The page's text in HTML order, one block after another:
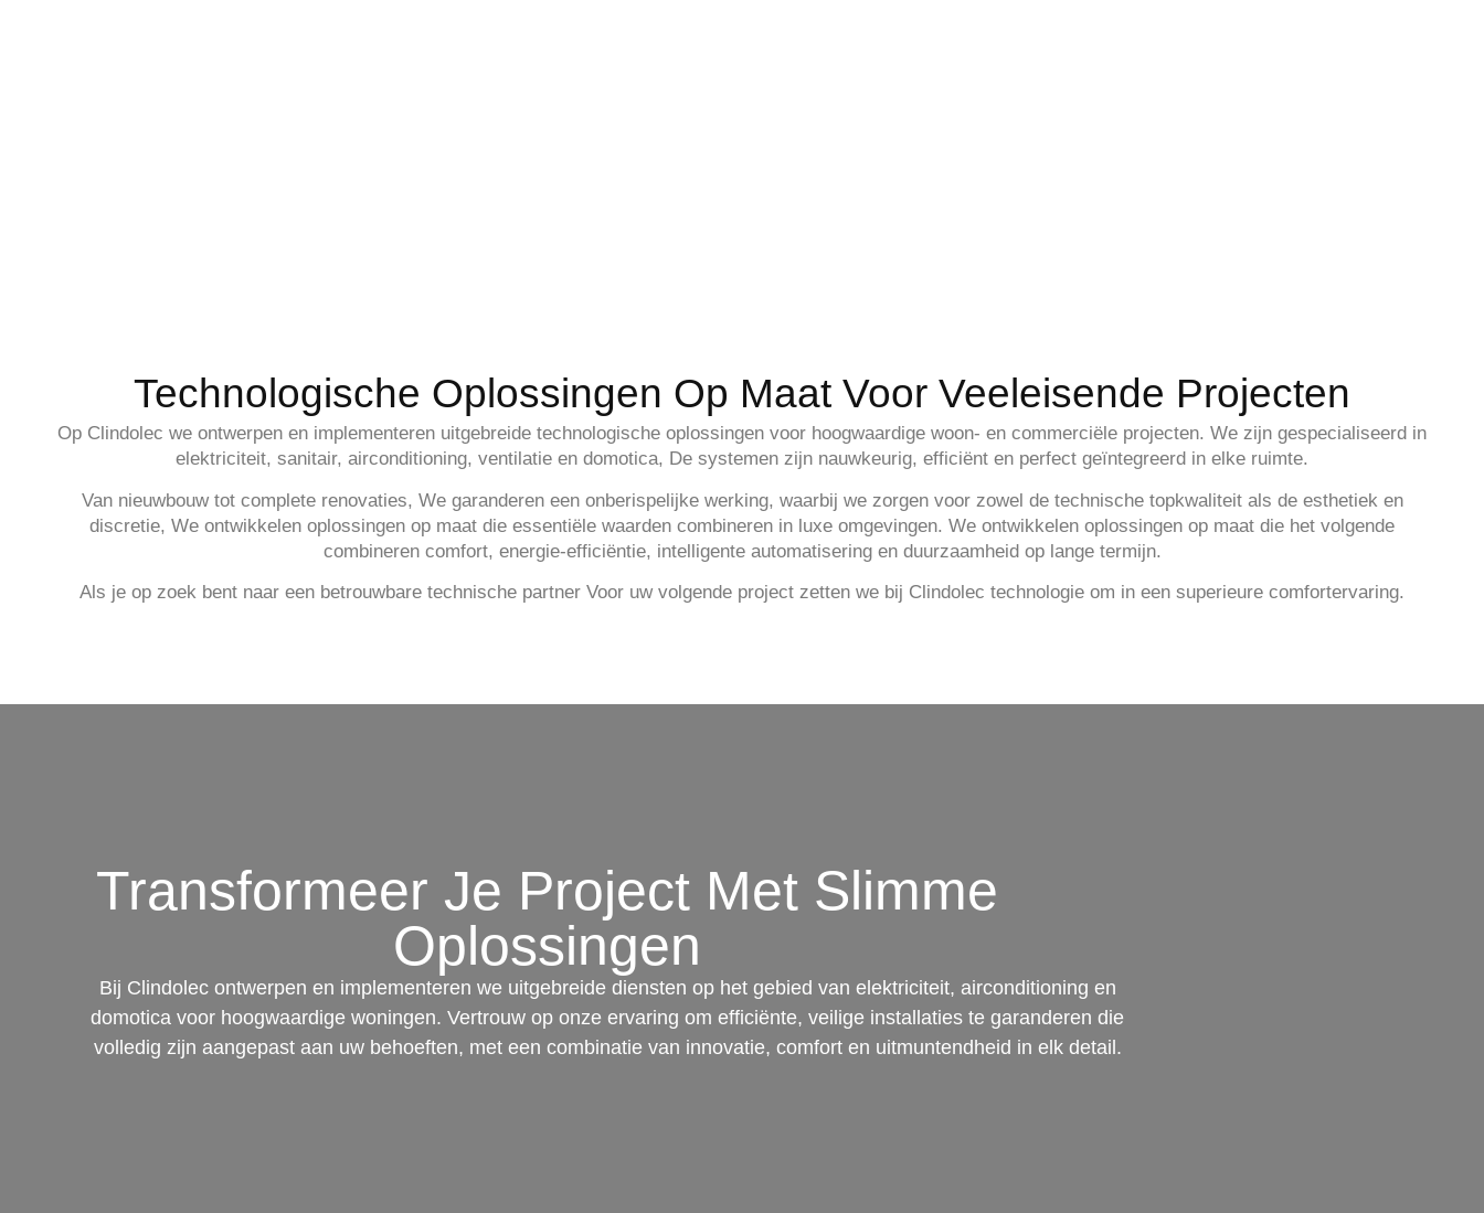
Technologische Oplossingen Op Maat Voor Veeleisende Projecten
Op Clindolec we ontwerpen en implementeren uitgebreide technologische oplossingen voor hoogwaardige woon- en commerciële projecten. We zijn gespecialiseerd in
elektriciteit, sanitair, airconditioning, ventilatie en domotica, De systemen zijn nauwkeurig, efficiënt en perfect geïntegreerd in elke ruimte.
Van nieuwbouw tot complete renovaties, We garanderen een onberispelijke werking, waarbij we zorgen voor zowel de technische topkwaliteitals de esthetiek en
discretie, We ontwikkelen oplossingen op maat die essentiële waarden combineren in luxe omgevingen. We ontwikkelen oplossingen op maat die het volgende
combineren comfort, energie-efficiëntie, intelligente automatisering en duurzaamheid op lange termijn.
Als je op zoek bent naar een betrouwbare technische partner Voor uw volgende project zetten we bij Clindolec technologie om in een superieure comfortervaring.
Transformeer Je Project Met Slimme
Oplossingen
Bij Clindolec ontwerpen en implementeren we uitgebreide diensten op het gebied van elektriciteit, airconditioning en
domotica voor hoogwaardige woningen. Vertrouw op onze ervaring om efficiënte, veilige installaties te garanderen die
volledig zijn aangepast aan uw behoeften, met een combinatie van innovatie, comfort en uitmuntendheid in elk detail.